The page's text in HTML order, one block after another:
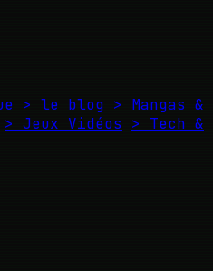
> le blog > Mangas &
> Jeux Vidéos
> Tech &